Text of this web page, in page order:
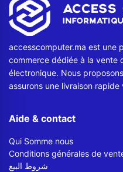
accesscomputer.ma est une
commerce dédiée à la vente
électronique. Nous
assurons une livraison
Aide & contact
Qui Somme nous
Conditions générales de
شروط البيع